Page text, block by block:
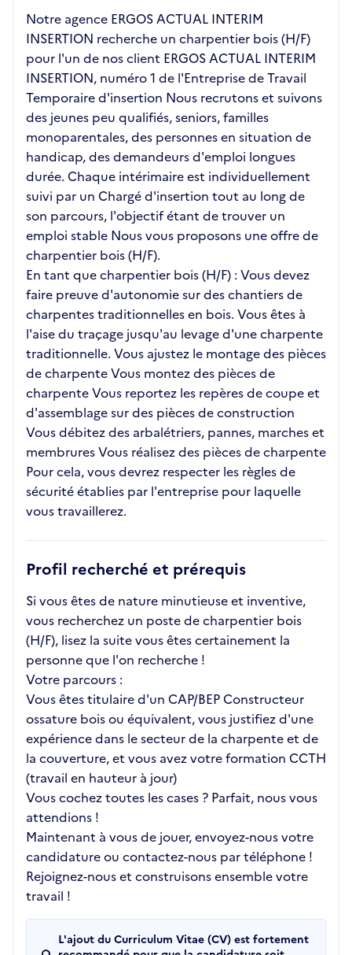
Notre agence ERGOS ACTUAL INTERIM
INSERTION recherche un charpentier bois (H/F)
pour l'un de nos client ERGOS ACTUAL INTERIM
INSERTION, numéro 1 de l'Entreprise de Travail
Temporaire d'insertion Nous recrutons et suivons
des jeunes peu qualifiés, seniors, familles
monoparentales, des personnes en situation de
handicap, des demandeurs d'emploi longues
durée. Chaque intérimaire est individuellement
suivi par un Chargé d'insertion tout au long de
son parcours, l'objectif étant de trouver un
emploi stable Nous vous proposons une offre de
charpentier bois (H/F).
En tant que charpentier bois (H/F) : Vous devez
faire preuve d'autonomie sur des chantiers de
charpentes traditionnelles en bois. Vous êtes à
l'aise du traçage jusqu'au levage d'une charpente
traditionnelle. Vous ajustez le montage des pièces
de charpente Vous montez des pièces de
charpente Vous reportez les repères de coupe et
d'assemblage sur des pièces de construction
Vous débitez des arbalétriers, pannes, marches et
membrures Vous réalisez des pièces de charpente
Pour cela, vous devrez respecter les règles de
sécurité établies par l'entreprise pour laquelle
vous travaillerez.
Profil recherché et prérequis
Si vous êtes de nature minutieuse et inventive,
vous recherchez un poste de charpentier bois
(H/F), lisez la suite vous êtes certainement la
personne que l'on recherche !
Votre parcours :
Vous êtes titulaire d'un CAP/BEP Constructeur
ossature bois ou équivalent, vous justifiez d'une
expérience dans le secteur de la charpente et de
la couverture, et vous avez votre formation CCTH
(travail en hauteur à jour)
Vous cochez toutes les cases ? Parfait, nous vous
attendions !
Maintenant à vous de jouer, envoyez-nous votre
candidature ou contactez-nous par téléphone !
Rejoignez-nous et construisons ensemble votre
travail !
L'ajout du Curriculum Vitae (CV) est fortement